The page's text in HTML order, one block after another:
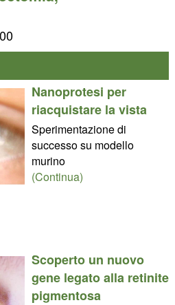
Nanoprotesi per
riacquistare la vista
Sperimentazione di
successo su modello
murino
(Continua)
Scoperto un nuovo
gene legato alla retinite
pigmentosa